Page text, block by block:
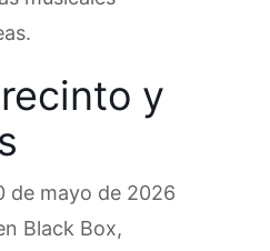
y
de mayo de 2026
Black Box,